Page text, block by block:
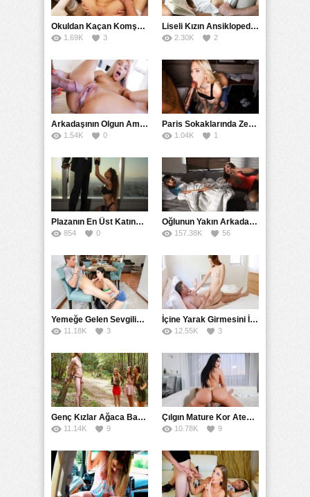
Okuldan Kaçan Komşu Kızını Bakire Sanıp Götten Sikti
1.69K 3
Liseli Kızın Ansiklopedisini Kitap Gibi Tane Tane Okudu
2.30K 2
Arkadaşının Olgun Amcasına Siktirip İçine Boşalmasını İstedi
1.54K 0
Paris Sokaklarında Zenci Yarağını Gırtlağına Kadar İndirdi
1.04K 1
Plazanın En Üst Katında Üst Seviye Köle Fantezisi Sikişi
854 0
Oğlunun Yakın Arkadaşına Yorgan Altından Sulanan Milf
157.38K 56
Yemeğe Gelen Sevgilisinin Arkadaşına Yarak Yedirdi
11.18K 3
İçine Yarak Girmesini İsteyince Kuzeninin Penisini Kullandı
12.55K 3
Genç Kızlar Ağaca Bağlayarak Tecavüz Etmek İstediler
11.14K 9
Çılgın Mature Kor Ateşiyle Misafirini Yakıp Eritti
10.78K 9